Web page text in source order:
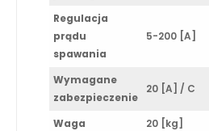
Regulacja
prądu
spawania
5-200 [A]
Wymagane
zabezpieczenie
20 [A] / C
Waga
20 [kg]